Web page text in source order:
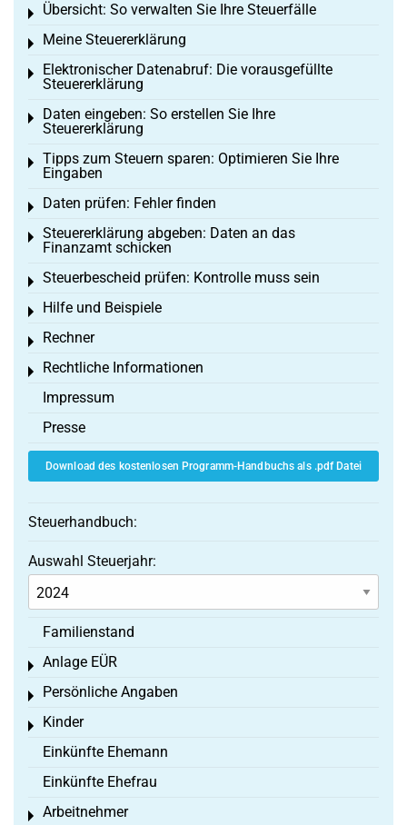
Übersicht: So verwalten Sie Ihre Steuerfälle
Toggle menu
Meine Steuererklärung
Toggle menu
Elektronischer Datenabruf: Die vorausgefüllte
Steuererklärung
Toggle menu
Daten eingeben: So erstellen Sie Ihre
Steuererklärung
Toggle menu
Tipps zum Steuern sparen: Optimieren Sie Ihre
Eingaben
Toggle menu
Daten prüfen: Fehler finden
Toggle menu
Steuererklärung abgeben: Daten an das
Finanzamt schicken
Toggle menu
Steuerbescheid prüfen: Kontrolle muss sein
Toggle menu
Hilfe und Beispiele
Toggle menu
Rechner
Toggle menu
Rechtliche Informationen
Toggle menu
Impressum
Presse
Download des kostenlosen Programm-Handbuchs als .pdf Datei
Steuerhandbuch:
Auswahl Steuerjahr:
Familienstand
Anlage EÜR
Toggle menu
Persönliche Angaben
Toggle menu
Kinder
Toggle menu
Einkünfte Ehemann
Einkünfte Ehefrau
Arbeitnehmer
Toggle menu